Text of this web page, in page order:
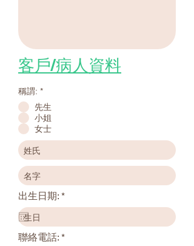
客戶/病人資料
稱謂: *
先生
小姐
女士
出生日期: *r
e
u
i
聯絡電話: